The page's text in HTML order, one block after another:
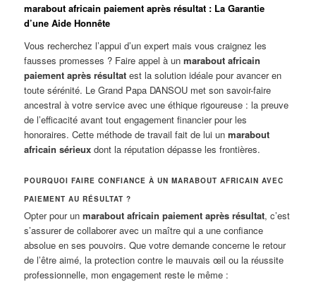
marabout africain paiement après résultat : La Garantie
d’une Aide Honnête
Vous recherchez l’appui d’un expert mais vous craignez les
fausses promesses ? Faire appel à unmarabout africain
paiement après résultat est la solution idéale pour avancer en
toute sérénité. Le Grand Papa DANSOU met son savoir-faire
ancestral à votre service avec une éthique rigoureuse : la preuve
de l’efficacité avant tout engagement financier pour les
honoraires. Cette méthode de travail fait de lui unmarabout
africain sérieux dont la réputation dépasse les frontières.
POURQUOI FAIRE CONFIANCE À UN MARABOUT AFRICAIN AVEC
PAIEMENT AU RÉSULTAT ?
Opter pour unmarabout africain paiement après résultat, c’est
s’assurer de collaborer avec un maître qui a une confiance
absolue en ses pouvoirs. Que votre demande concerne le retour
de l’être aimé, la protection contre le mauvais œil ou la réussite
professionnelle, mon engagement reste le même :